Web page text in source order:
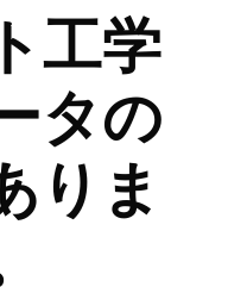
工学
タの
りま